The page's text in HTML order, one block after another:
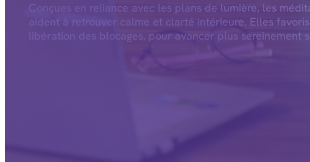
Conçues en reliance avec les plans de lumière, les
aident à retrouver calme et clarté intérieure. Elles
libération des blocages, pour avancer plus sereinement